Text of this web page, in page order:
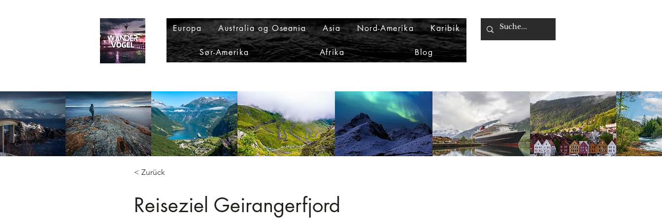
Europa Australia og Oseania Asia Nord-Amerika Karibik
Sør-Amerika Afrika Blog
< Zurück
Reiseziel Geirangerfjord